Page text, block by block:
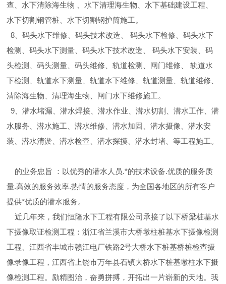
查、水下清除海生物 、水下清理海生物、水下基础建设工程、
水下切割钢管桩、水下切割钢护筒施工。
8、码头水下维修、码头技术改造、 码头水下检修、码头水下
检测、码头水下测量、码头水下技术改造、 码头水下安装、码
头检测、码头测量、码头维修、轨道检测、闸门维修、 轨道水
下检测、轨道水下测量、轨道水下维修、轨道测量、轨道维修、
清除海生物、清理海生物、闸门水下维修施工。
9、潜水堵漏、潜水焊接、潜水作业、潜水切割、潜水工作、潜
水服务、潜水施工、潜水维修、潜水加固、潜水摄像、潜水安
装、潜水清淤、潜水检查、潜水探摸、潜水封堵、等工程施工。
的业务忠旨 ：以优秀的潜水人员.*的技术设备.优质的服务质
量.高效的服务效率.热情的服务态度，为全国各地区的所有客户
提供*优质的潜水服务。
近几年来，我们恒隆水下工程有限公司承接了以下桥梁桩基水
下摄像取证检测工程：浙江省兰溪市大桥墩柱桩基水下摄像检测
工程、江西省丰城市赣江电厂铁路2号大桥水下桩基桥桩检查摄
像录像工程，江西省上饶市万年县石镇大桥水下桩基墩柱水下摄
像检测工程。励精图治，奋勇拼搏，开拓出一片崭新的天地。我